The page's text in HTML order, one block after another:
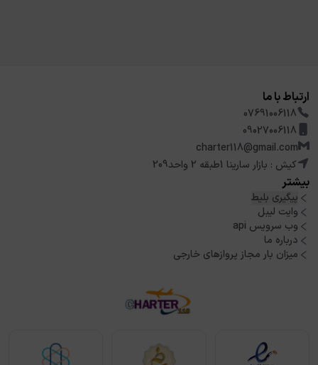
ارتباط با ما
07691006118
09027006118
charter118@gmail.com
کیش : بازار سارینا 1طبقه 2 واحد209
بیشتر
پیگیری بلیط
وایت لیبل
وب سرویس api
درباره ما
میزان بار مجاز پروازهای خارجی